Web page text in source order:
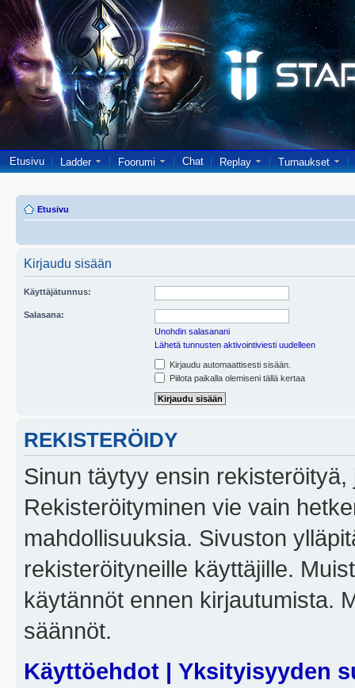
Etusivu Ladder Foorumi Chat Replay Turnaukset
Etusivu
Kirjaudu sisään
Käyttäjätunnus:
Salasana:
Unohdin salasanani
Lähetä tunnusten aktivointiviesti uudelleen
Kirjaudu automaattisesti sisään.
Piilota paikalla olemiseni tällä kertaa
REKISTERÖIDY
Sinun täytyy ensin
Rekisteröityminen vie vain
mahdollisuuksia. Sivuston
rekisteröityneille käyttäjille.
käytännöt ennen kirjautumista.
säännöt.
Käyttöehdot | Yksityisyyden